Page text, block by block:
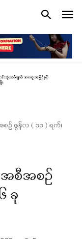
ဉ် ဇွန်လ ( ၁၁ ) ရက်၊
အစီအစဉ်
ခု